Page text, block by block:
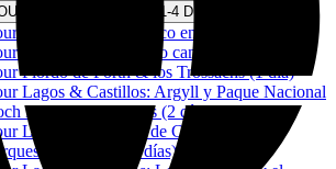
EN ESCOCIA DE 1-4 DÍAS Menu
Taxi Privado Turístico en Escocia
Edimburgo Histórico caminando
Fiordo de Forth & los Trossachs (1 día)
Lagos & Castillos: Argyll y Paque Nacional
Lomond Trossachs (2 días)
Lago Ness, Canal de Caledonia y los
Nacionales (2 días)